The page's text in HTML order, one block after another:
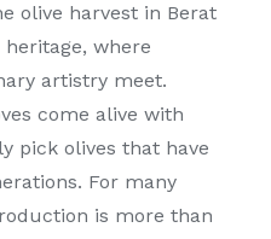
olive harvest in Berat
where
artistry meet.
come alive with
pick olives that have
For many
is more than